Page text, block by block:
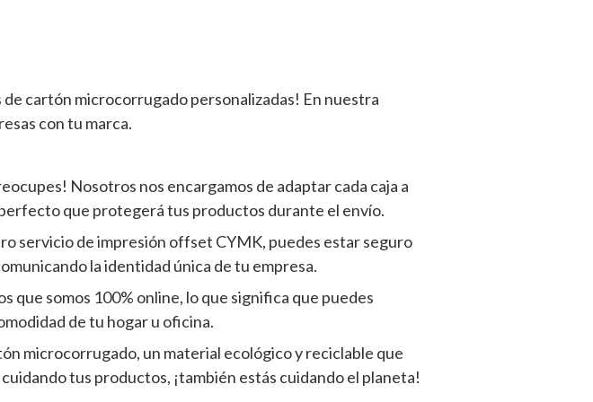
cartón microcorrugado personalizadas! En nuestra
con tu marca.
Nosotros nos encargamos de adaptar cada caja a
que protegerá tus productos durante el envío.
servicio de impresión offset CYMK, puedes estar seguro
la identidad única de tu empresa.
que somos 100% online, lo que significa que puedes
de tu hogar u oficina.
microcorrugado, un material ecológico y reciclable que
tus productos, ¡también estás cuidando el planeta!